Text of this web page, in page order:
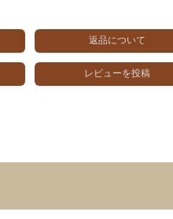
返品について
レビューを投稿